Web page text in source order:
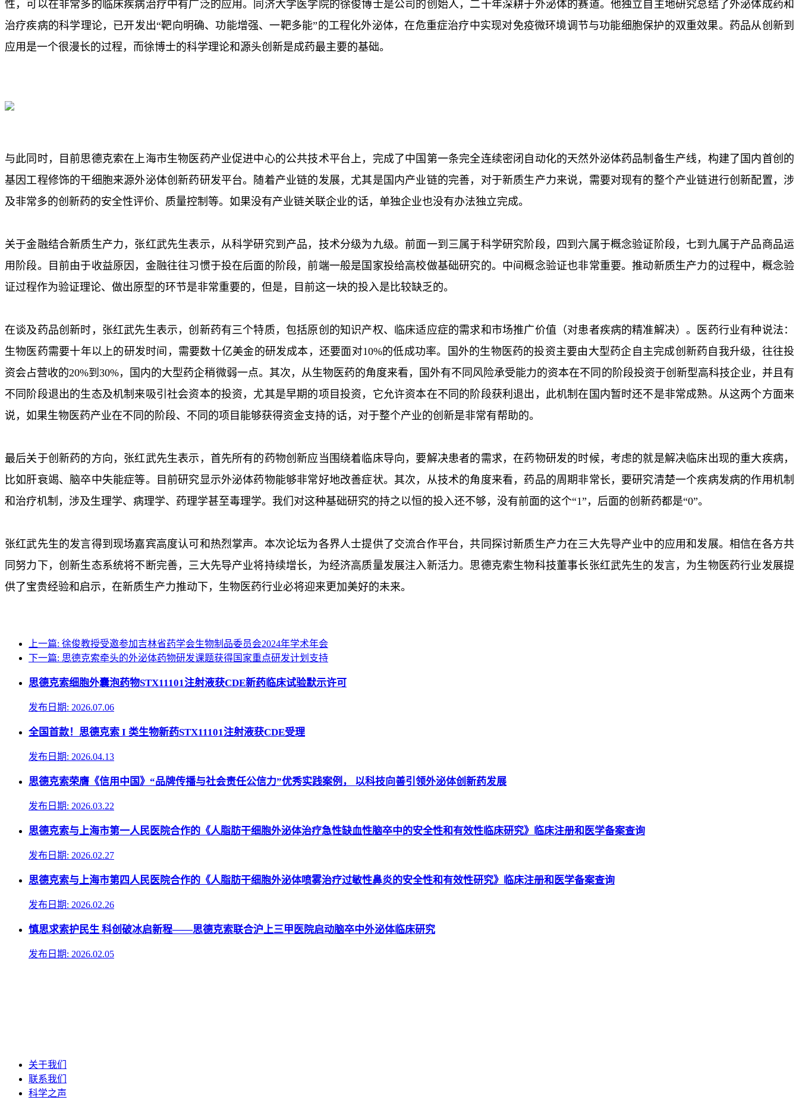
性，可以在非常多的临床疾病治疗中有广泛的应用。同济大学医学院的徐俊博士是公司的创始人，二十年深耕于外泌体的赛道。他独立自主地研究总结了外泌体成药和
治疗疾病的科学理论，已开发出“靶向明确、功能增强、一靶多能”的工程化外泌体，在危重症治疗中实现对免疫微环境调节与功能细胞保护的双重效果。药品从创新到
应用是一个很漫长的过程，而徐博士的科学理论和源头创新是成药最主要的基础。
与此同时，目前思德克索在上海市生物医药产业促进中心的公共技术平台上，完成了中国第一条完全连续密闭自动化的天然外泌体药品制备生产线，构建了国内首创的
基因工程修饰的干细胞来源外泌体创新药研发平台。随着产业链的发展，尤其是国内产业链的完善，对于新质生产力来说，需要对现有的整个产业链进行创新配置，涉
及非常多的创新药的安全性评价、质量控制等。如果没有产业链关联企业的话，单独企业也没有办法独立完成。
关于金融结合新质生产力，张红武先生表示，从科学研究到产品，技术分级为九级。前面一到三属于科学研究阶段，四到六属于概念验证阶段，七到九属于产品商品运
用阶段。目前由于收益原因，金融往往习惯于投在后面的阶段，前端一般是国家投给高校做基础研究的。中间概念验证也非常重要。推动新质生产力的过程中，概念验
证过程作为验证理论、做出原型的环节是非常重要的，但是，目前这一块的投入是比较缺乏的。
在谈及药品创新时，张红武先生表示，创新药有三个特质，包括原创的知识产权、临床适应症的需求和市场推广价值（对患者疾病的精准解决）。医药行业有种说法：
生物医药需要十年以上的研发时间，需要数十亿美金的研发成本，还要面对10%的低成功率。国外的生物医药的投资主要由大型药企自主完成创新药自我升级，往往投
资会占营收的20%到30%，国内的大型药企稍微弱一点。其次，从生物医药的角度来看，国外有不同风险承受能力的资本在不同的阶段投资于创新型高科技企业，并且有
不同阶段退出的生态及机制来吸引社会资本的投资，尤其是早期的项目投资，它允许资本在不同的阶段获利退出，此机制在国内暂时还不是非常成熟。从这两个方面来
说，如果生物医药产业在不同的阶段、不同的项目能够获得资金支持的话，对于整个产业的创新是非常有帮助的。
最后关于创新药的方向，张红武先生表示，首先所有的药物创新应当围绕着临床导向，要解决患者的需求，在药物研发的时候，考虑的就是解决临床出现的重大疾病，
比如肝衰竭、脑卒中失能症等。目前研究显示外泌体药物能够非常好地改善症状。其次，从技术的角度来看，药品的周期非常长，要研究清楚一个疾病发病的作用机制
和治疗机制，涉及生理学、病理学、药理学甚至毒理学。我们对这种基础研究的持之以恒的投入还不够，没有前面的这个“1”，后面的创新药都是“0”。
张红武先生的发言得到现场嘉宾高度认可和热烈掌声。本次论坛为各界人士提供了交流合作平台，共同探讨新质生产力在三大先导产业中的应用和发展。相信在各方共
同努力下，创新生态系统将不断完善，三大先导产业将持续增长，为经济高质量发展注入新活力。思德克索生物科技董事长张红武先生的发言，为生物医药行业发展提
供了宝贵经验和启示，在新质生产力推动下，生物医药行业必将迎来更加美好的未来。
上一篇: 徐俊教授受邀参加吉林省药学会生物制品委员会2024年学术年会
下一篇: 思德克索牵头的外泌体药物研发课题获得国家重点研发计划支持
思德克索细胞外囊泡药物STX11101注射液获CDE新药临床试验默示许可
发布日期: 2026.07.06
全国首款！思德克索 I 类生物新药STX11101注射液获CDE受理
发布日期: 2026.04.13
思德克索荣膺《信用中国》“品牌传播与社会责任公信力”优秀实践案例， 以科技向善引领外泌体创新药发展
发布日期: 2026.03.22
思德克索与上海市第一人民医院合作的《人脂肪干细胞外泌体治疗急性缺血性脑卒中的安全性和有效性临床研究》临床注册和医学备案查询
发布日期: 2026.02.27
思德克索与上海市第四人民医院合作的《人脂肪干细胞外泌体喷雾治疗过敏性鼻炎的安全性和有效性研究》临床注册和医学备案查询
发布日期: 2026.02.26
慎思求索护民生 科创破冰启新程——思德克索联合沪上三甲医院启动脑卒中外泌体临床研究
发布日期: 2026.02.05
关于我们
联系我们
科学之声